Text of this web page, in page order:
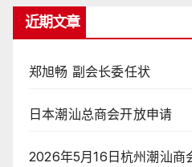
近期文章
郑旭畅 副会长委任状
日本潮汕总商会开放申请
2026年5月16日杭州潮汕商